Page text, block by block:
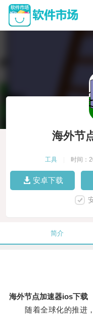
海外节
工具 时间：
安卓下载
简介
海外节点加速器ios下载
随着全球化的推进，